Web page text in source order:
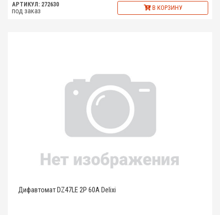
АРТИКУЛ: 272630
под заказ В КОРЗИНУ
Дифавтомат DZ47LE 2P 60A Delixi